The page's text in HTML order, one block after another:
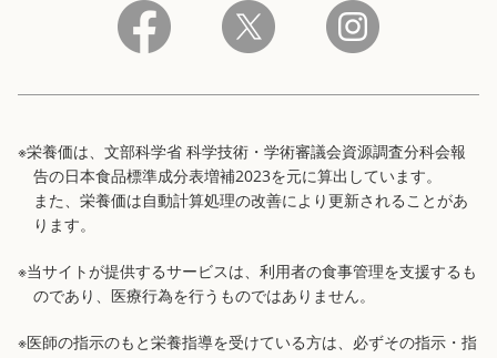
※栄養価は、文部科学省 科学技術・学術審議会資源調査分科会報
告の日本食品標準成分表増補2023を元に算出しています。
また、栄養価は自動計算処理の改善により更新されることがあ
ります。
※当サイトが提供するサービスは、利用者の食事管理を支援するも
のであり、医療行為を行うものではありません。
※医師の指示のもと栄養指導を受けている方は、必ずその指示・指